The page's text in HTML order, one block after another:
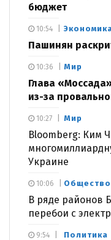
бюджет
Пашинян
10:54
Мир
Глава
из-за
10:36
Мир
Bloomberg: Ким
Украине
10:27
Общество
В ряде районов
перебои с
10:06
Политика
9:54